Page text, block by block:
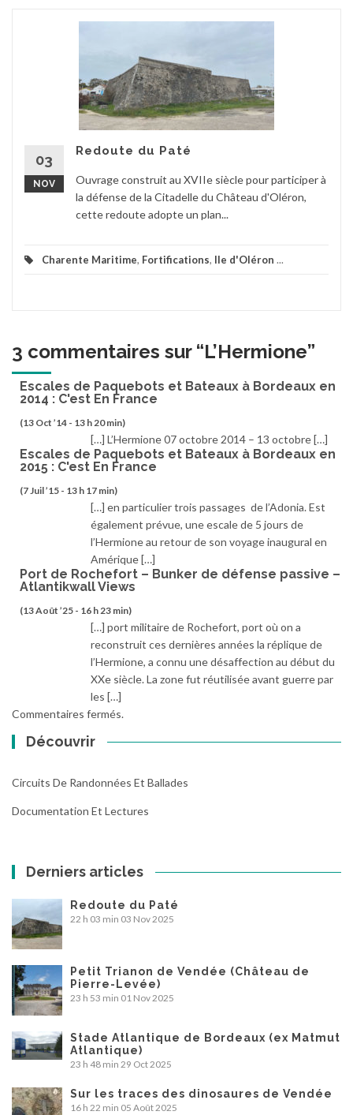
03
NOV
Redoute du Paté
Ouvrage construit au XVIIe siècle pour participer à
la défense de la Citadelle du Château d'Oléron,
cette redoute adopte un plan...
Charente Maritime, Fortifications, Ile d'Oléron ...
3 commentaires sur “L’Hermione”
Escales de Paquebots et Bateaux à Bordeaux en
2014 : C'est En France
(13 Oct ’14 - 13 h 20 min)
[…] L’Hermione 07 octobre 2014 – 13 octobre […]
Escales de Paquebots et Bateaux à Bordeaux en
2015 : C'est En France
(7 Juil ’15 - 13 h 17 min)
[…] en particulier trois passages de l’Adonia. Est
également prévue, une escale de 5 jours de
l’Hermione au retour de son voyage inaugural en
Amérique […]
Port de Rochefort – Bunker de défense passive –
Atlantikwall Views
(13 Août ’25 - 16 h 23 min)
[…] port militaire de Rochefort, port où on a
reconstruit ces dernières années la réplique de
l’Hermione, a connu une désaffection au début du
XXe siècle. La zone fut réutilisée avant guerre par
les […]
Commentaires fermés.
Découvrir
Circuits De Randonnées Et Ballades
Documentation Et Lectures
Derniers articles
Redoute du Paté
22 h 03 min 03 Nov 2025
Petit Trianon de Vendée (Château de
Pierre-Levée)
23 h 53 min 01 Nov 2025
Stade Atlantique de Bordeaux (ex Matmut
Atlantique)
23 h 48 min 29 Oct 2025
Sur les traces des dinosaures de Vendée
16 h 22 min 05 Août 2025